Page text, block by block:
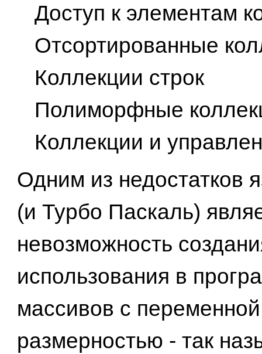
Доступ к элементам
Отсортированные
Коллекции строк
Полиморфные
Коллекции и
Одним из недостатков
(и Турбо Паскаль)
невозможность
использования в
массивов с переменной
размерностью - так